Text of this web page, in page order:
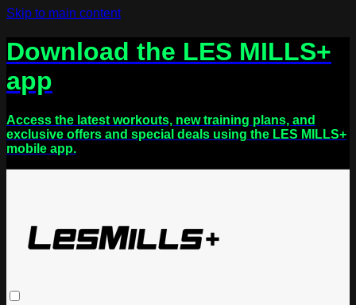
Skip to main content
Download the LES MILLS+
app
Access the latest workouts, new training plans, and
exclusive offers and special deals using the LES MILLS+
mobile app.